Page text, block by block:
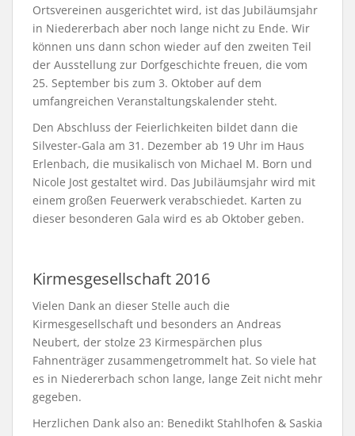
Ortsvereinen ausgerichtet wird, ist das Jubiläumsjahr
in Niedererbach aber noch lange nicht zu Ende. Wir
können uns dann schon wieder auf den zweiten Teil
der Ausstellung zur Dorfgeschichte freuen, die vom
25. September bis zum 3. Oktober auf dem
umfangreichen Veranstaltungskalender steht.
Den Abschluss der Feierlichkeiten bildet dann die
Silvester-Gala am 31. Dezember ab 19 Uhr im Haus
Erlenbach, die musikalisch von Michael M. Born und
Nicole Jost gestaltet wird. Das Jubiläumsjahr wird mit
einem großen Feuerwerk verabschiedet. Karten zu
dieser besonderen Gala wird es ab Oktober geben.
Kirmesgesellschaft 2016
Vielen Dank an dieser Stelle auch die
Kirmesgesellschaft und besonders an Andreas
Neubert, der stolze 23 Kirmespärchen plus
Fahnenträger zusammengetrommelt hat. So viele hat
es in Niedererbach schon lange, lange Zeit nicht mehr
gegeben.
Herzlichen Dank also an: Benedikt Stahlhofen & Saskia